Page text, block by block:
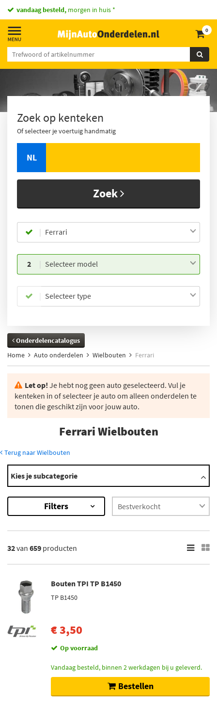
vandaag besteld, morgen in huis *
0
Zoek op kenteken
Of selecteer je voertuig handmatig
NL
Zoek
Ferrari
2 Selecteer model
Selecteer type
Onderdelencatalogus
Home
Auto onderdelen Wielbouten Ferrari
Let op! Je hebt nog geen auto geselecteerd. Vul je
kenteken in of selecteer je auto om alleen onderdelen te
tonen die geschikt zijn voor jouw auto.
Ferrari Wielbouten
Terug naar Wielbouten
Modellen
208/308
275 Gtb
288 Gto
296 Gtb
×
659Resultaten
Merk
H&R (530)
Kies je subcategorie
Filters
32van 659 producten
Bouten TPI TP B1450
TP B1450
€ 3,50
Op voorraad
Vandaag besteld, binnen 2 werkdagen bij u geleverd.
Bestellen